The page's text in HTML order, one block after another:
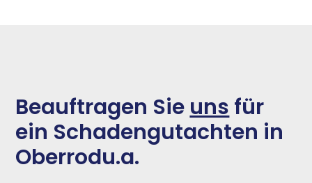
Beauftragen Sie uns für
ein Schadengutachten in
Oberrodu.a.